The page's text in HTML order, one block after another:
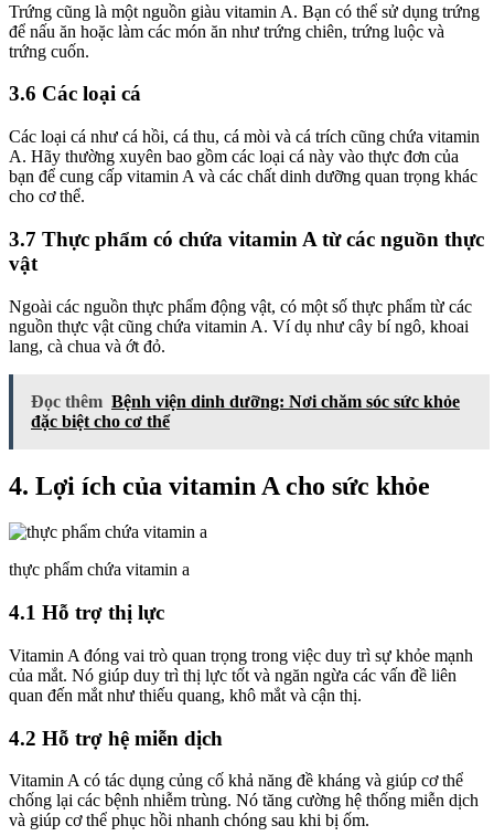
Trứng cũng là một nguồn giàu vitamin A. Bạn có thể sử dụng trứng
để nấu ăn hoặc làm các món ăn như trứng chiên, trứng luộc và
trứng cuốn.
3.6 Các loại cá
Các loại cá như cá hồi, cá thu, cá mòi và cá trích cũng chứa vitamin
A. Hãy thường xuyên bao gồm các loại cá này vào thực đơn của
bạn để cung cấp vitamin A và các chất dinh dưỡng quan trọng khác
cho cơ thể.
3.7 Thực phẩm có chứa vitamin A từ các nguồn thực
vật
Ngoài các nguồn thực phẩm động vật, có một số thực phẩm từ các
nguồn thực vật cũng chứa vitamin A. Ví dụ như cây bí ngô, khoai
lang, cà chua và ớt đỏ.
Đọc thêm Bệnh viện dinh dưỡng: Nơi chăm sóc sức khỏe
đặc biệt cho cơ thể
4. Lợi ích của vitamin A cho sức khỏe
thực phẩm chứa vitamin a
4.1 Hỗ trợ thị lực
Vitamin A đóng vai trò quan trọng trong việc duy trì sự khỏe mạnh
của mắt. Nó giúp duy trì thị lực tốt và ngăn ngừa các vấn đề liên
quan đến mắt như thiếu quang, khô mắt và cận thị.
4.2 Hỗ trợ hệ miễn dịch
Vitamin A có tác dụng củng cố khả năng đề kháng và giúp cơ thể
chống lại các bệnh nhiễm trùng. Nó tăng cường hệ thống miễn dịch
và giúp cơ thể phục hồi nhanh chóng sau khi bị ốm.